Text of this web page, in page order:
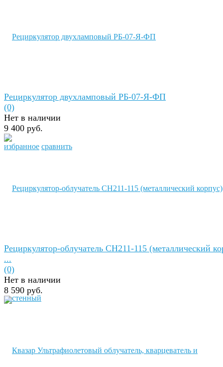
избранное сравнить
Рециркулятор двухламповый РБ-07-Я-ФП
(0)
Нет в наличии
9 400 руб.
Рециркулятор-облучатель СH211-115 (металлический
...
(0)
Нет в наличии
8 590 руб.